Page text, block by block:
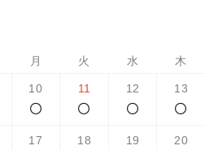
月 火 水 木
10 11 12 13
17 18 19 20